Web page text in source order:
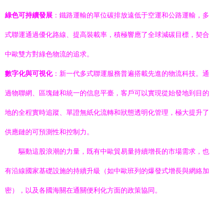
綠色可持續發展 ：鐵路運輸的單位碳排放遠低于空運和公路運輸，多
式聯運通過優化路線、提高裝載率，積極響應了全球減碳目標，契合
中歐雙方對綠色物流的追求。
數字化與可視化：新一代多式聯運服務普遍搭載先進的物流科技。通
過物聯網、區塊鏈和統一的信息平臺，客戶可以實現從始發地到目的
地的全程實時追蹤、單證無紙化流轉和狀態透明化管理，極大提升了
供應鏈的可預測性和控制力。
驅動這股浪潮的力量，既有中歐貿易量持續增長的市場需求，也
有沿線國家基礎設施的持續升級（如中歐班列的爆發式增長與網絡加
密），以及各國海關在通關便利化方面的政策協同。